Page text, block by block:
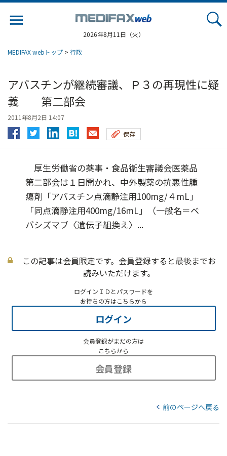
2026年8月11日（火）
MEDIFAX webトップ > 行政
アバスチンが継続審議、Ｐ３の再現性に疑
義 第二部会
2011年8月2日 14:07
保存
厚生労働省の薬事・食品衛生審議会医薬品
第二部会は１日開かれ、中外製薬の抗悪性腫
瘍剤「アバスチン点滴静注用100mg/４mL」
「同点滴静注用400mg/16mL」（一般名＝ベ
バシズマブ〈遺伝子組換え〉...
この記事は会員限定です。会員登録すると最後までお
読みいただけます。
ログインＩＤとパスワードを
お持ちの方はこちらから
ログイン
会員登録がまだの方は
こちらから
会員登録
前のページへ戻る